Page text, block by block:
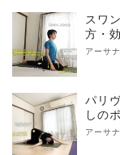
スワ
方・
アーサ
パリ
しの
アーサ